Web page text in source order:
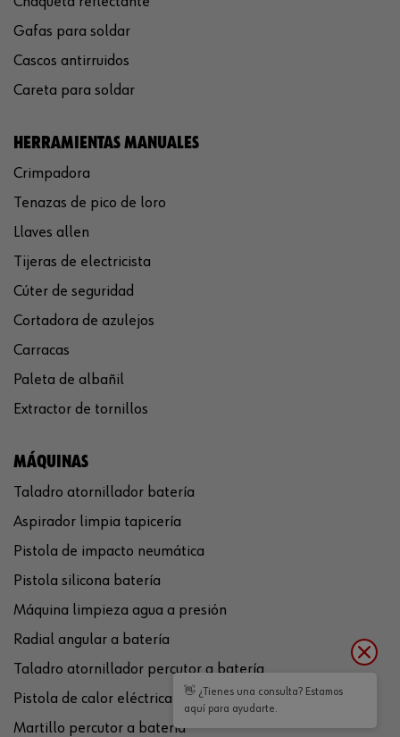
Gafas para soldar
Cascos antirruidos
Careta para soldar
HERRAMIENTAS MANUALES
Crimpadora
Tenazas de pico de loro
Llaves allen
Tijeras de electricista
Cúter de seguridad
Cortadora de azulejos
Carracas
Paleta de albañil
Extractor de tornillos
MÁQUINAS
Taladro atornillador batería
Aspirador limpia tapicería
Pistola de impacto neumática
Pistola silicona batería
Máquina limpieza agua a presión
Radial angular a batería
Taladro atornillador percutor a batería
Pistola de calor eléctrica
Martillo percutor a batería
👋 ¿Tienes una consulta? Estamos
aquí para ayudarte.